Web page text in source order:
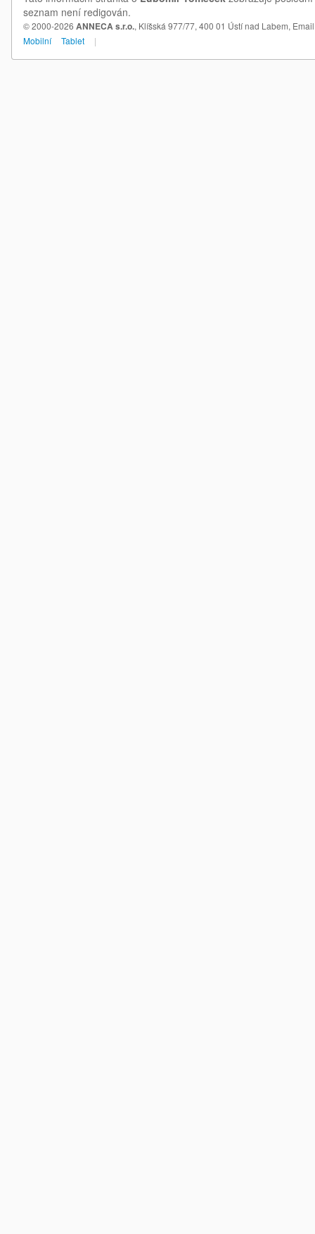
seznam není redigován.
© 2000-2026 ANNECA s.r.o., Klíšská 977/77, 400 01 Ústí nad Labem,
Mobilní
Tablet |